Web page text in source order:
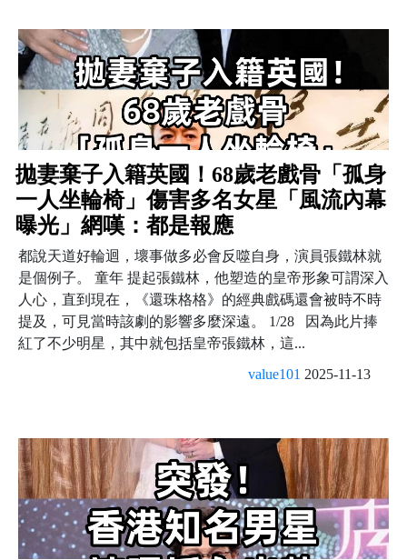
拋妻棄子入籍英國！68歲老戲骨「孤身
一人坐輪椅」傷害多名女星「風流內幕
曝光」網嘆：都是報應
都說天道好輪迴，壞事做多必會反噬自身，演員張鐵林就
是個例子。 童年 提起張鐵林，他塑造的皇帝形象可謂深入
人心，直到現在，《還珠格格》的經典戲碼還會被時不時
提及，可見當時該劇的影響多麼深遠。 1/28 因為此片捧
紅了不少明星，其中就包括皇帝張鐵林，這...
value101 2025-11-13